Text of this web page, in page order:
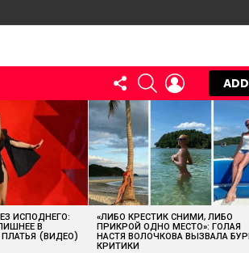
FOLLOW
US
SEARCHLOGIN
ИСПОДНЕГО:
В
(ВИДЕО)
«ЛИБО КРЕСТИК СНИМИ, ЛИБО
ПРИКРОЙ ОДНО МЕСТО»: ГОЛАЯ
НАСТЯ ВОЛОЧКОВА ВЫЗВАЛА
КРИТИКИ